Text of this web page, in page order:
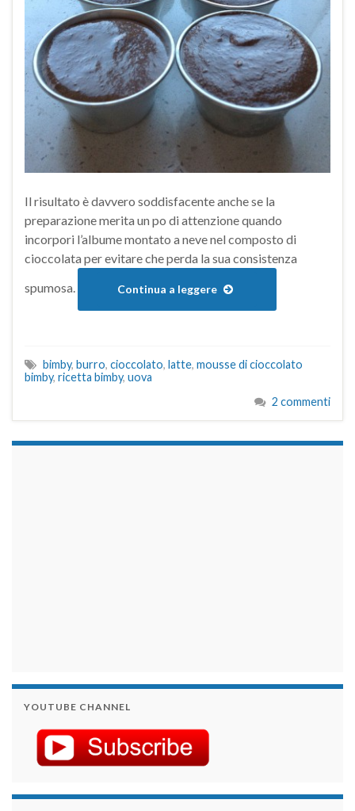
Il risultato è davvero soddisfacente anche se la
preparazione merita un po di attenzione quando
incorpori l’albume montato a neve nel composto di
cioccolata per evitare che perda la sua consistenza
spumosa.
Continua a leggere
bimby, burro, cioccolato, latte, mousse di cioccolato
bimby, ricetta bimby, uova
2 commenti
YOUTUBE CHANNEL